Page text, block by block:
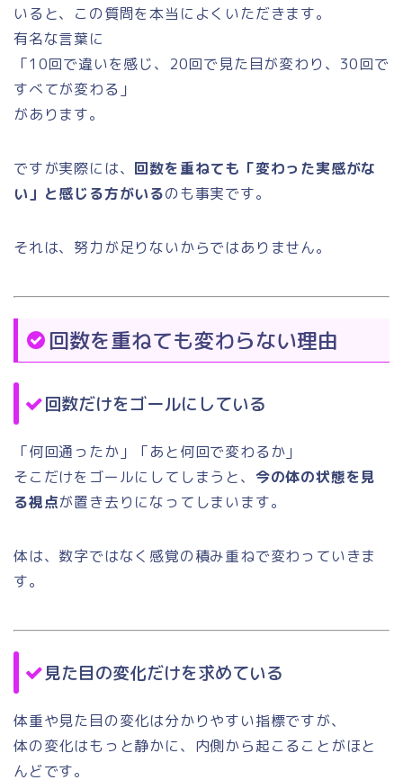
いると、この質問を本当によくいただきます。
有名な言葉に
「10回で違いを感じ、20回で見た目が変わり、30回で
すべてが変わる」
があります。
ですが実際には、 回数を重ねても「変わった実感がな
い」と感じる方がいるのも事実です。
それは、努力が足りないからではありません。
回数を重ねても変わらない理由
回数だけをゴールにしている
「何回通ったか」「あと何回で変わるか」
そこだけをゴールにしてしまうと、 今の体の状態を見
る視点が置き去りになってしまいます。
体は、数字ではなく感覚の積み重ねで変わっていきま
す。
見た目の変化だけを求めている
体重や見た目の変化は分かりやすい指標ですが、
体の変化はもっと静かに、内側から起こることがほと
んどです。